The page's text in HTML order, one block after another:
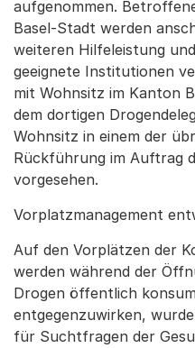
aufgenommen.
Basel-Stadt werden
weiteren Hilfeleistung
geeignete Institutionen
mit Wohnsitz im Kanton
dem dortigen
Wohnsitz in einem der
Rückführung im Auftrag
vorgesehen.
Vorplatzmanagement
Auf den Vorplätzen der
werden während der
Drogen öffentlich
entgegenzuwirken,
für Suchtfragen der